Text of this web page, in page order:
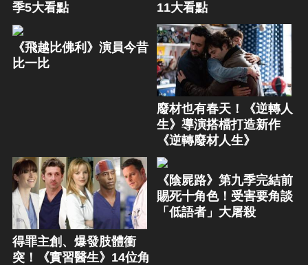
季5大看點
11大看點
《飛越比佛利》演員今昔
比一比
廢材也有春天！《逆轉人
生》導演搭檔打造新作
《逆轉廢材人生》
得罪主創、爆發肢體衝
突！《實習醫生》14位角
《陰屍路》第九季完結前
賜死十角色！受害要角談
「低語者」大屠殺